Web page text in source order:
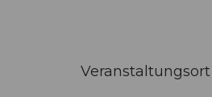
Veranstaltungsort